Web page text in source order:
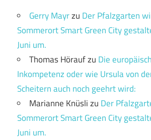
Gerry Mayrzu Der Pfalzgarten
Sommerort Smart Green City
Juni um.
Thomas Höraufzu Die
Inkompetenz oder wie Ursula von
Scheitern auch noch geehrt wird:
Marianne Knüslizu Der
Sommerort Smart Green City
Juni um.